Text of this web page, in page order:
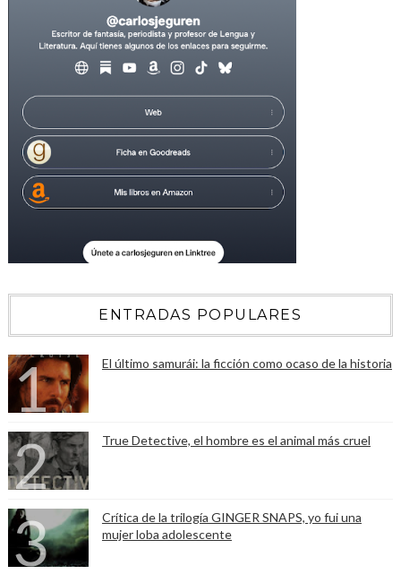
ENTRADAS POPULARES
El último samurái: la ficción como ocaso de la historia
True Detective, el hombre es el animal más cruel
Crítica de la trilogía GINGER SNAPS, yo fui una
mujer loba adolescente